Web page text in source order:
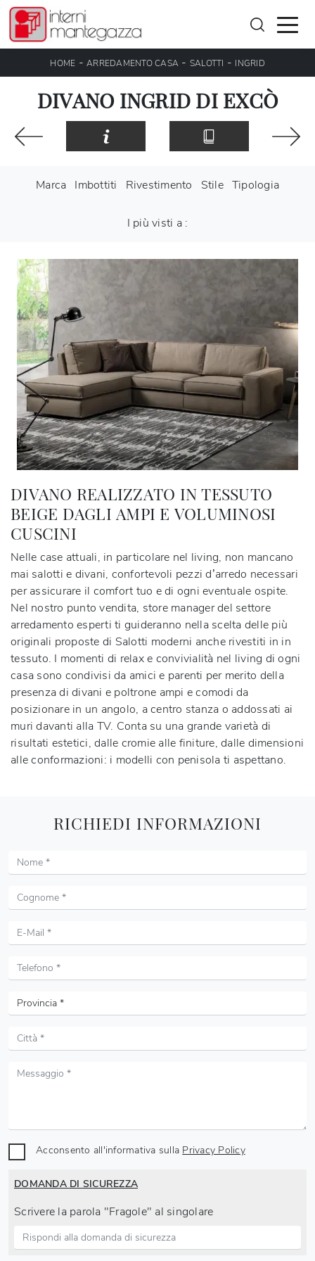
HOME - ARREDAMENTO CASA - SALOTTI - INGRID
DIVANO INGRID DI EXCÒ
Marca Imbottiti Rivestimento Stile Tipologia
I più visti a :
DIVANO REALIZZATO IN TESSUTO
BEIGE DAGLI AMPI E VOLUMINOSI
CUSCINI
Nelle case attuali, in particolare nel living, non mancano
mai salotti e divani, confortevoli pezzi d’arredo necessari
per assicurare il comfort tuo e di ogni eventuale ospite.
Nel nostro punto vendita, store manager del settore
arredamento esperti ti guideranno nella scelta delle più
originali proposte di Salotti moderni anche rivestiti in in
tessuto. I momenti di relax e convivialità nel living di ogni
casa sono condivisi da amici e parenti per merito della
presenza di divani e poltrone ampi e comodi da
posizionare in un angolo, a centro stanza o addossati ai
muri davanti alla TV. Conta su una grande varietà di
risultati estetici, dalle cromie alle finiture, dalle dimensioni
alle conformazioni: i modelli con penisola ti aspettano.
RICHIEDI INFORMAZIONI
Acconsento all'informativa sulla Privacy Policy
DOMANDA DI SICUREZZA
Scrivere la parola "Fragole" al singolare